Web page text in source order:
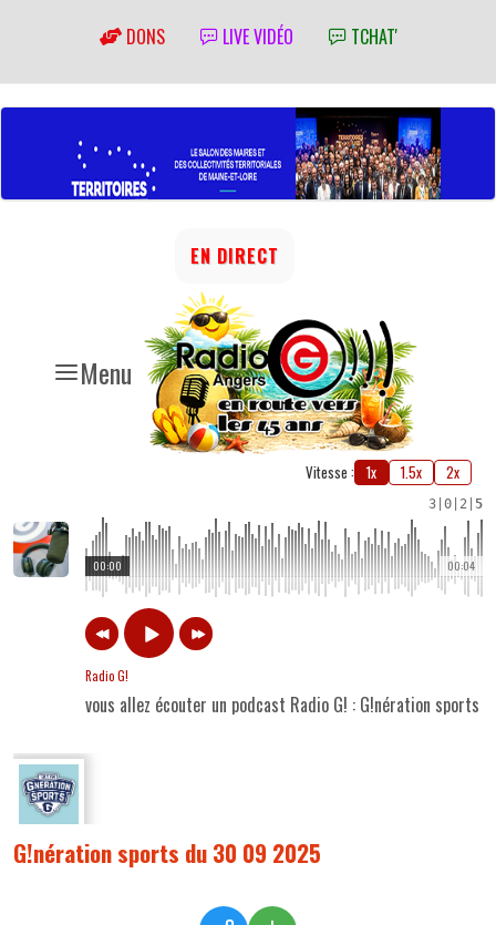
DONS LIVE VIDÉO TCHAT'
Menu
EN DIRECT
Vitesse : 1x 1.5x 2x
3 0 2 5
00:04
00:00
Radio G!
vous allez écouter un podcast Radio G! : G!nération sports
G!nération sports du 30 09 2025